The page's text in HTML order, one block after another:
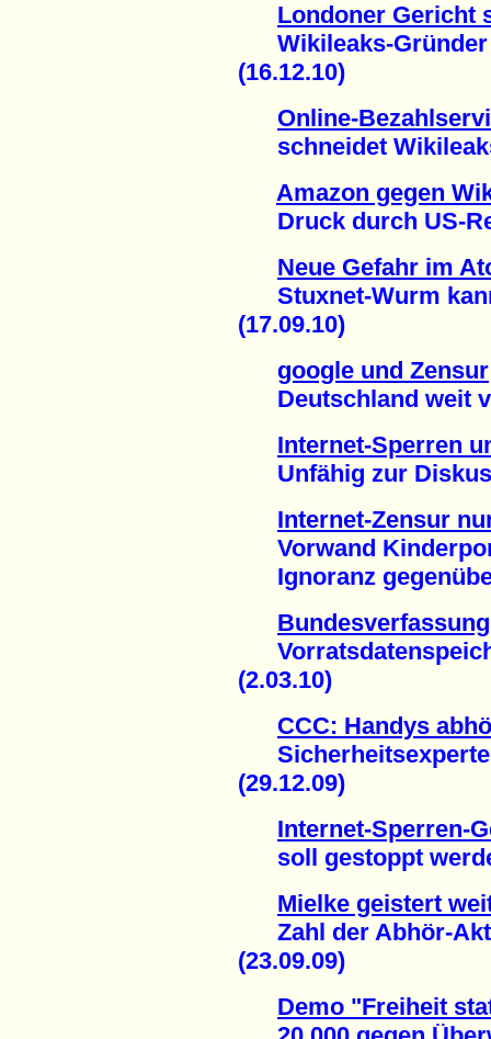
Londoner Gericht
Wikileaks-Gründer
(16.12.10)
Online-
schneidet
Amazon gegen
Druck durch US-
Neue Gefahr im
Stuxnet-Wurm
(17.09.10)
google und Zensur
Deutschland weit
Internet-Sperren
Unfähig zur
Internet-Zensur
Vorwand
Ignoranz
(2.03.10)
CCC: Handys
Sicherheitsexperte
(29.12.09)
Internet-Sperren-
soll gestoppt
Mielke geistert
Zahl der Abhör-
(23.09.09)
Demo "Freiheit